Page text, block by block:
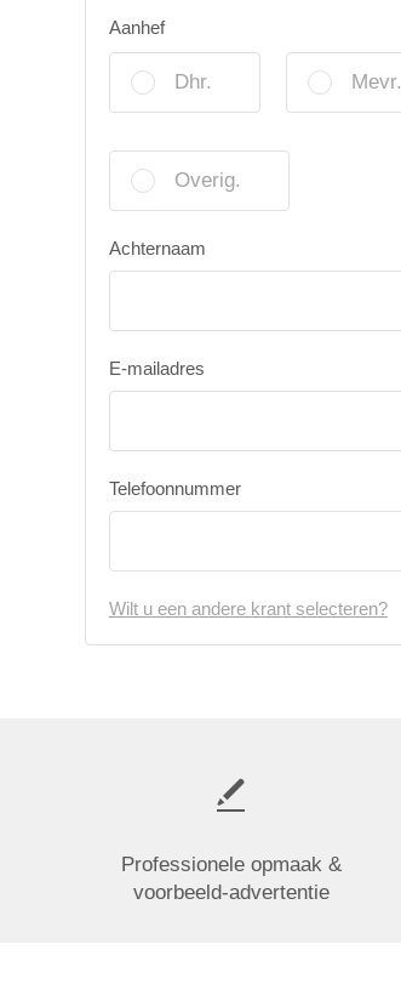
Aanhef
Dhr. Mevr.
Overig.
Achternaam
E-mailadres
Telefoonnummer
Wilt u een andere krant selecteren?
Professionele opmaak &
voorbeeld-advertentie